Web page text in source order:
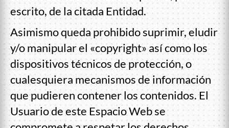
escrito, de la citada Entidad.
Asimismo queda prohibido suprimir, eludir
y/o manipular el «copyright» así como los
dispositivos técnicos de protección, o
cualesquiera mecanismos de información
que pudieren contener los contenidos. El
Usuario de este Espacio Web se